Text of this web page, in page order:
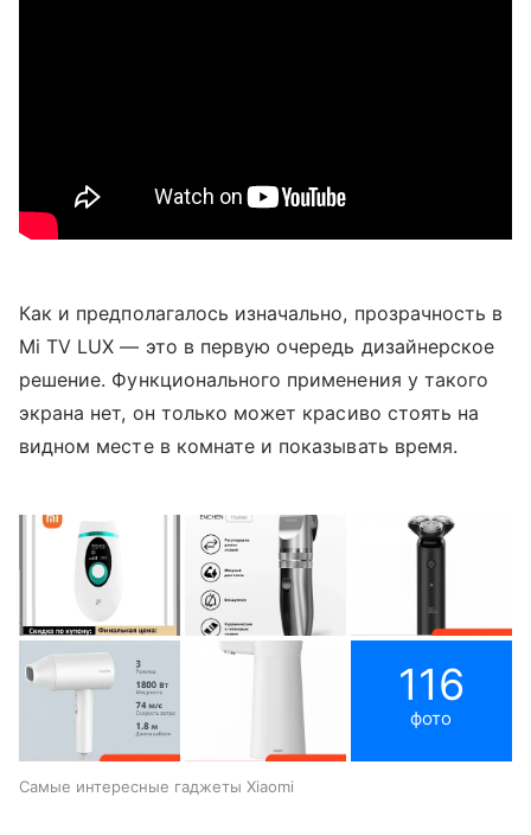
Как и предполагалось изначально, прозрачность в
Mi TV LUX — это в первую очередь дизайнерское
решение. Функционального применения у такого
экрана нет, он только может красиво стоять на
видном месте в комнате и показывать время.
116
фото
Самые интересные гаджеты Xiaomi